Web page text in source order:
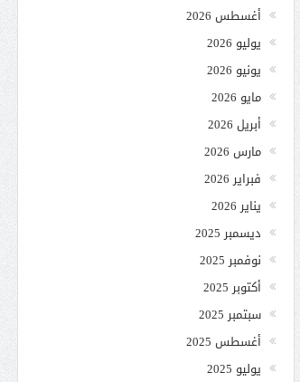
أغسطس 2026
يوليو 2026
يونيو 2026
مايو 2026
أبريل 2026
مارس 2026
فبراير 2026
يناير 2026
ديسمبر 2025
نوفمبر 2025
أكتوبر 2025
سبتمبر 2025
أغسطس 2025
يوليو 2025